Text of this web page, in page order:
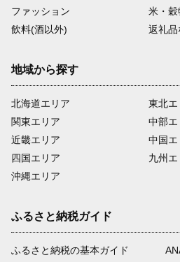
ファッション
米・穀
飲料(酒以外)
返礼品
地域から探す
北海道エリア
関東エリア
近畿エリア
四国エリア
沖縄エリア
東北エ
中部エ
中国エ
九州エ
ふるさと納税ガイド
ふるさと納税の基本ガイド